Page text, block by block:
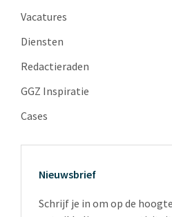
Vacatures
Diensten
Redactieraden
GGZ Inspiratie
Cases
Nieuwsbrief
Schrijf je in om op de